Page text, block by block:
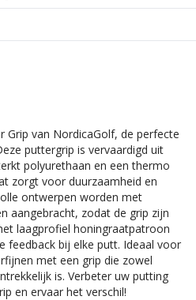
Grip van NordicaGolf, de perfecte
puttergrip is vervaardigd uit
polyurethaan en een thermo
zorgt voor duurzaamheid en
ontwerpen worden met
aangebracht, zodat de grip zijn
laagprofiel honingraatpatroon
feedback bij elke putt. Ideaal voor
met een grip die zowel
is. Verbeter uw putting
en ervaar het verschil!